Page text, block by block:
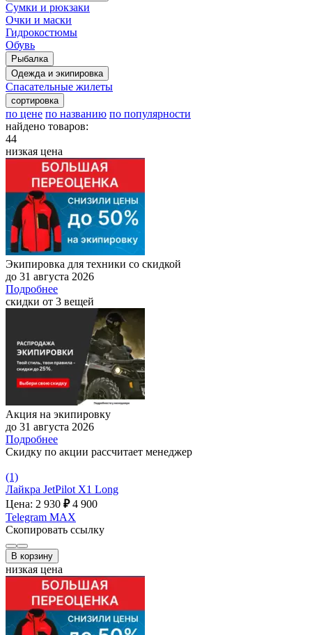
Сумки и рюкзаки
Очки и маски
Гидрокостюмы
Обувь
Рыбалка
Одежда и экипировка
Спасательные жилеты
сортировка
по цене по названию по популярности
найдено товаров:
44
низкая цена
Экипировка для техники со скидкой
до 31 августа 2026
Подробнее
скидки от 3 вещей
Акция на экипировку
до 31 августа 2026
Подробнее
Скидку по акции рассчитает менеджер
(1)
Лайкра JetPilot X1 Long
Цена: 2 930 ₽ 4 900
Telegram MAX
Скопировать ссылку
В корзину
низкая цена